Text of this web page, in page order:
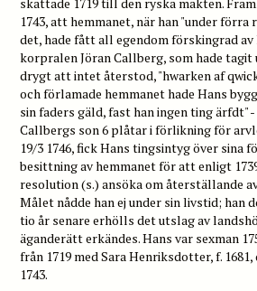
1743, att hemmanet, när han "under
det, hade fått all egendom förskingrad
korpralen Jöran Callberg, som hade
drygt att intet återstod, "hwarken af
och förlamade hemmanet hade Hans
sin faders gäld, fast han ingen ting ärfdt"
Callbergs son 6 plåtar i förlikning för
19/3 1746, fick Hans tingsintyg över sina
besittning av hemmanet för att enligt
resolution (s.) ansöka om återställande
Målet nådde han ej under sin livstid; han
tio år senare erhölls det utslag av
äganderätt erkändes. Hans var sexman
från 1719 med Sara Henriksdotter, f.
1743.